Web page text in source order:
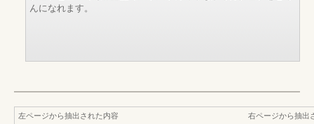
んになれます。
左ページから抽出された内容
右ページから抽出